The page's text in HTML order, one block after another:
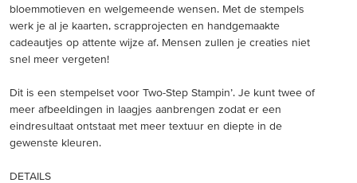
bloemmotieven en welgemeende wensen. Met de stempels
werk je al je kaarten, scrapprojecten en handgemaakte
cadeautjes op attente wijze af. Mensen zullen je creaties niet
snel meer vergeten!
Dit is een stempelset voor Two-Step Stampin’. Je kunt twee of
meer afbeeldingen in laagjes aanbrengen zodat er een
eindresultaat ontstaat met meer textuur en diepte in de
gewenste kleuren.
DETAILS